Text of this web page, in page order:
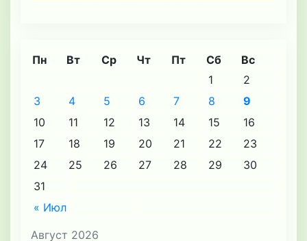
Август 2026
Пн Вт Ср Чт Пт Сб Вс
« Июл
1
2
3
4 5 6 7 8
9
10
11 12 13 14 15
16
17
18 19 20 21 22
23
24
25 26 27 28 29
30
31